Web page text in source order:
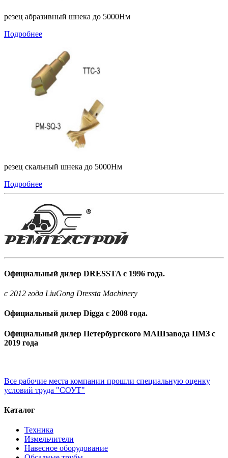
резец абразивный шнека до 5000Нм
Подробнее
резец скальный шнека до 5000Нм
Подробнее
Официальный дилер DRESSTA с 1996 года.
c 2012 года LiuGong Dressta Machinery
Официальный дилер Digga с 2008 года.
Официальный дилер Петербургского МАШзавода ПМЗ с
2019 года
Все рабочие места компании прошли специальную оценку
условий труда "СОУТ"
Каталог
Техника
Измельчители
Навесное оборудование